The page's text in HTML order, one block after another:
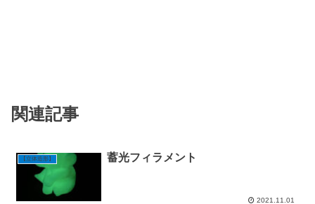
関連記事
【立体造形】 蓄光フィラメント
2021.11.01